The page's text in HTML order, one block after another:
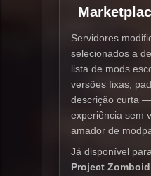
Servidores
selecionados a
lista de mods
versões fixas,
descrição curta
experiência sem
amador de
Já disponível para
Project Zomboid